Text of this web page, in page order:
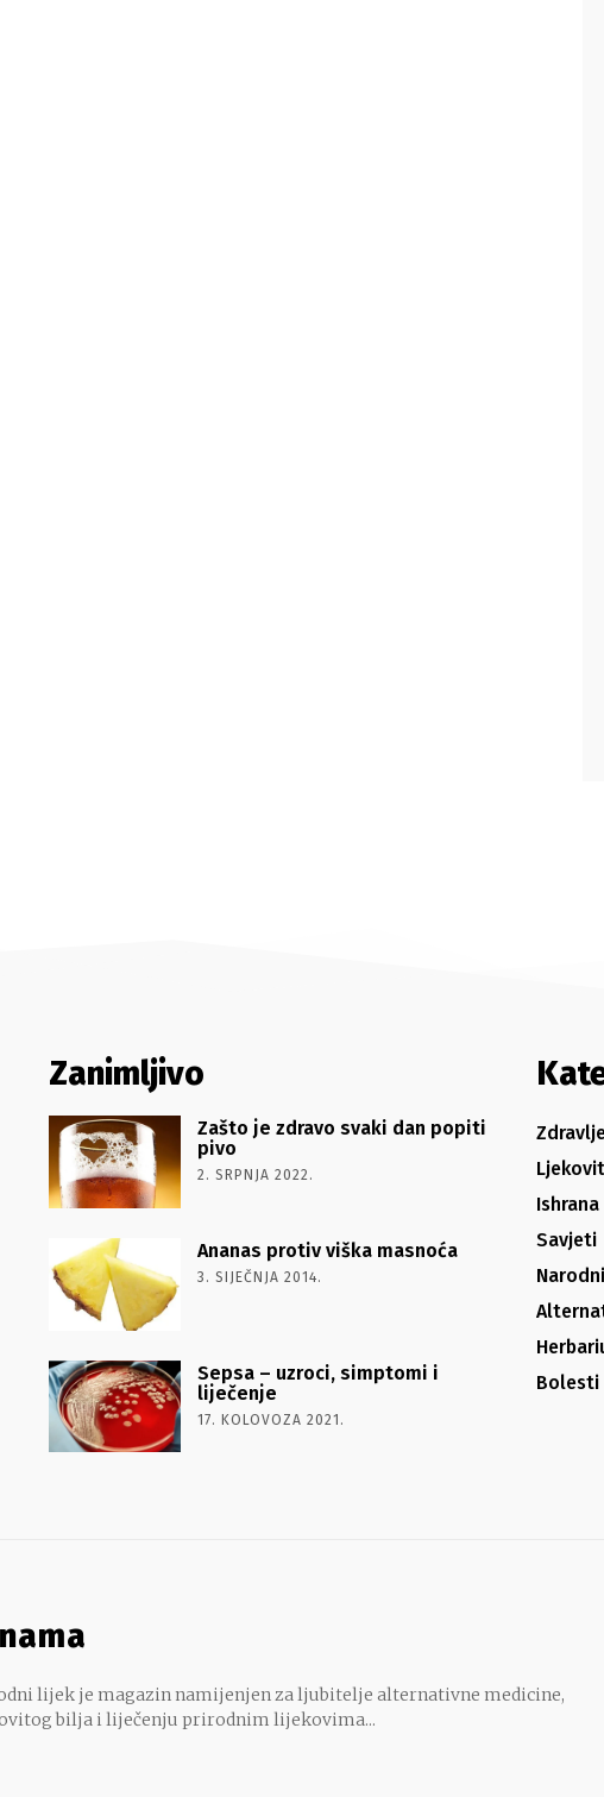
Zanimljivo
Zašto je zdravo svaki dan popiti
pivo
2. SRPNJA 2022.
Ananas protiv viška masnoća
3. SIJEČNJA 2014.
Sepsa – uzroci, simptomi i
liječenje
17. KOLOVOZA 2021.
Ishrana
Savjeti
Bolesti
lijek je magazin namijenjen za ljubitelje alternativne medicine,
bilja i liječenju prirodnim lijekovima...